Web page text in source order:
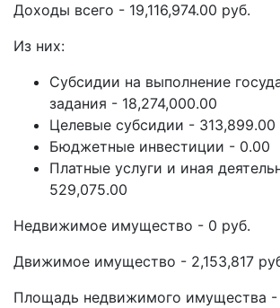
Доходы всего - 19,116,974.00 руб.
Из них:
Субсидии на выполнение
задания - 18,274,000.00
Целевые субсидии - 313,899.00
Бюджетные инвестиции - 0.00
Платные услуги и иная
529,075.00
Недвижимое имущество - 0 руб.
Движимое имущество - 2,153,817
Площадь недвижимого имущества